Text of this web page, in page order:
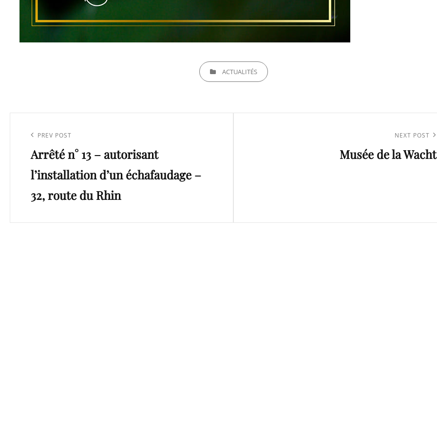
CATEGORIESACTUALITÉS
l’article
Previous
Post
PREV POST
Arrêté n° 13 – autorisant
l’installation d’un échafaudage –
32, route du Rhin
NEXT POST
Musée de la Wacht